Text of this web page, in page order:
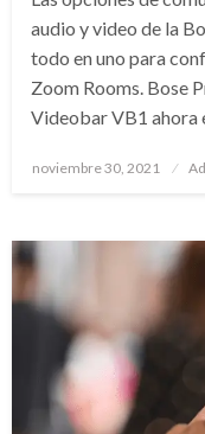
audio y video de la
todo en uno para
Zoom Rooms. Bose
Videobar VB1 ahora
Publicado
noviembre 30, 2021